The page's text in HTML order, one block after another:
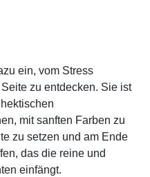
ein, vom Stress
zu entdecken. Sie ist
mit sanften Farben zu
zu setzen und am Ende
das die reine und
einfängt.